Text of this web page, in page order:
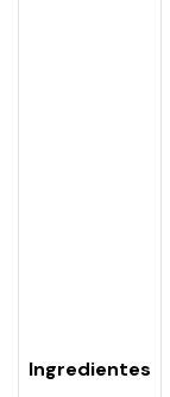
Ingredientes